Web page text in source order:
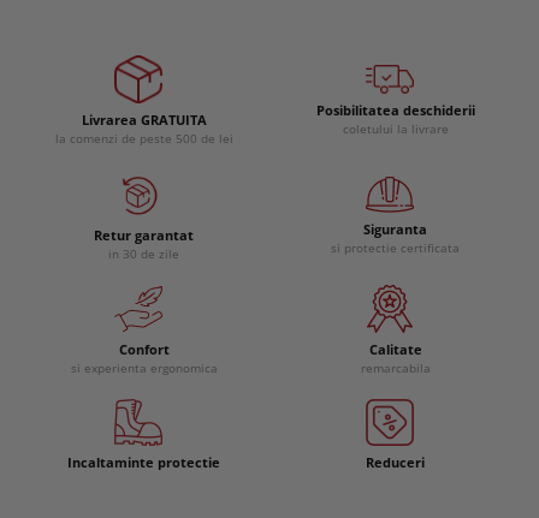
Livrarea GRATUITA
la comenzi de peste 500 de lei
Posibilitatea deschiderii
coletului la livrare
Retur garantat
in 30 de zile
Siguranta
si protectie certificata
Confort
si experienta ergonomica
Calitate
remarcabila
Incaltaminte protectie Reduceri